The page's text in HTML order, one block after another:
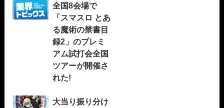
全国8会場で
「スマスロ とあ
る魔術の禁書目
録2」のプレミ
アム試打会全国
ツアーが開催さ
れた!
大当り振り分け